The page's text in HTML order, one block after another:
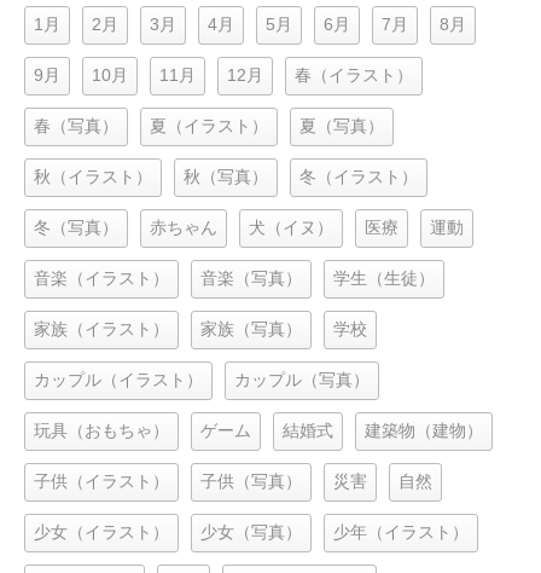
1月 2月 3月 4月 5月 6月 7月 8月
9月 10月 11月 12月 春（イラスト）
春（写真） 夏（イラスト） 夏（写真）
秋（イラスト） 秋（写真） 冬（イラスト）
冬（写真） 赤ちゃん 犬（イヌ） 医療 運動
音楽（イラスト） 音楽（写真） 学生（生徒）
家族（イラスト） 家族（写真） 学校
カップル（イラスト） カップル（写真）
玩具（おもちゃ） ゲーム 結婚式 建築物（建物）
子供（イラスト） 子供（写真） 災害 自然
少女（イラスト） 少女（写真） 少年（イラスト）